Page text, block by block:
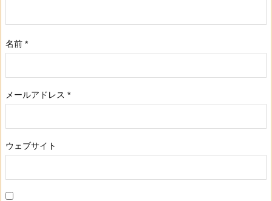
名前 *
メールアドレス *
ウェブサイト